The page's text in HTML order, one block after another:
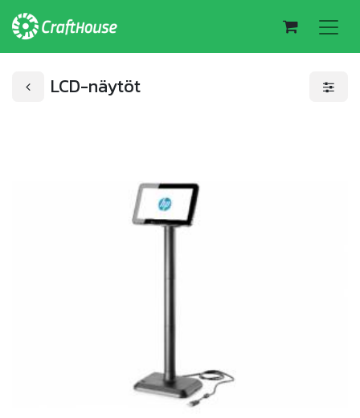
LCD-näytöt